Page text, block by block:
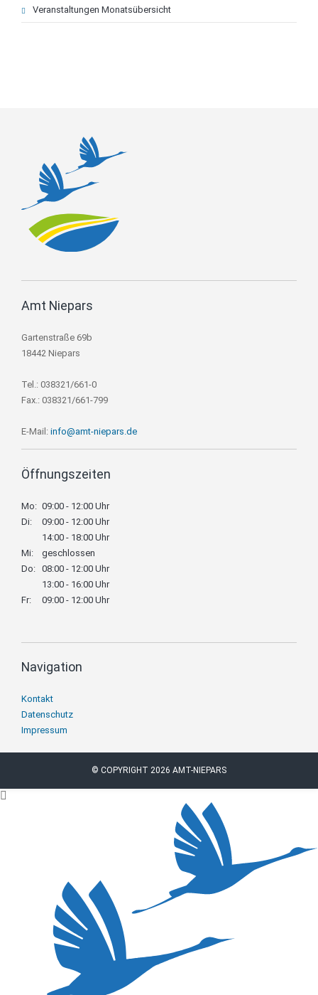
Veranstaltungen Monatsübersicht
Amt Niepars
Gartenstraße 69b
18442 Niepars
Tel.: 038321/661-0
Fax.: 038321/661-799
E-Mail: info@amt-niepars.de
Öffnungszeiten
Mo: 09:00 - 12:00 Uhr
Di:
09:00 - 12:00 Uhr
14:00 - 18:00 Uhr
Mi:
geschlossen
Do: 08:00 - 12:00 Uhr
13:00 - 16:00 Uhr
Fr:
09:00 - 12:00 Uhr
Navigation
Navigation
überspringen
Kontakt
Datenschutz
Impressum
© COPYRIGHT 2026 AMT-NIEPARS